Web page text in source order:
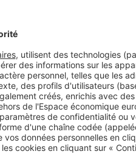
%
il s’établit
Logement.
les plus aisés et les
plus fragiles doivent
apport plus faible.
taux d’apport ?